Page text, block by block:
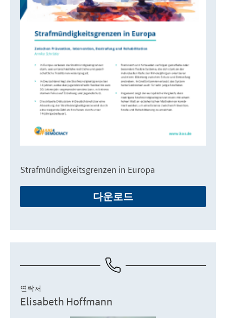
Strafmündigkeitsgrenzen in Europa
다운로드
연락처
Elisabeth Hoffmann